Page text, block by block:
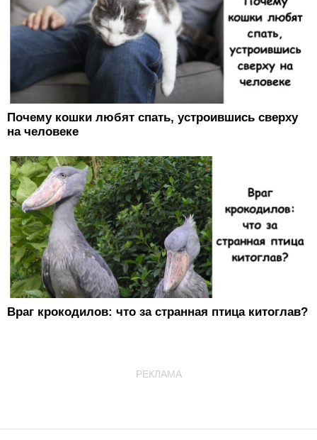
Почему кошки любят спать, устроившись сверху
на человеке
Враг крокодилов: что за странная птица китоглав?
РЕКЛАМА